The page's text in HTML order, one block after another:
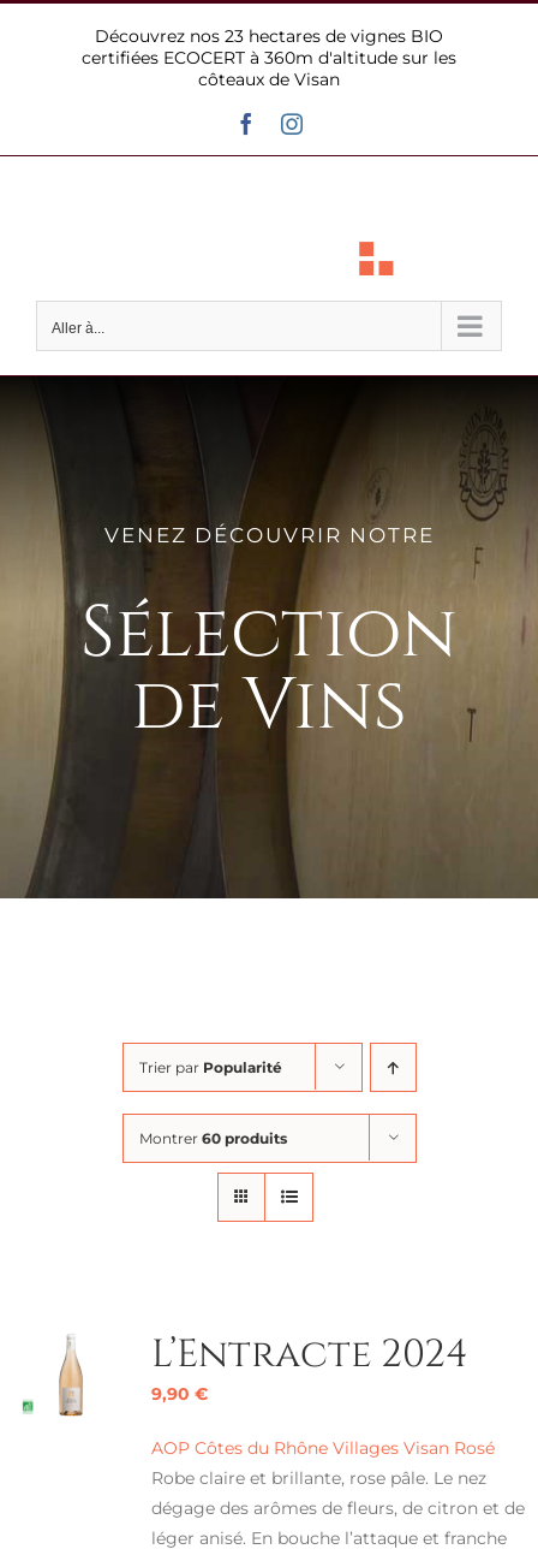
Découvrez nos 23 hectares de vignes BIO
certifiées ECOCERT à 360m d'altitude sur les
côteaux de Visan
FacebookInstagram
Aller à...
VENEZ DÉCOUVRIR NOTRE
Sélection
de Vins
Trier par Popularité
Montrer 60 produits
L’Entracte 2024
9,90 €
AOP Côtes du Rhône Villages Visan Rosé
Robe claire et brillante, rose pâle. Le nez
dégage des arômes de fleurs, de citron et de
léger anisé. En bouche l’attaque et franche